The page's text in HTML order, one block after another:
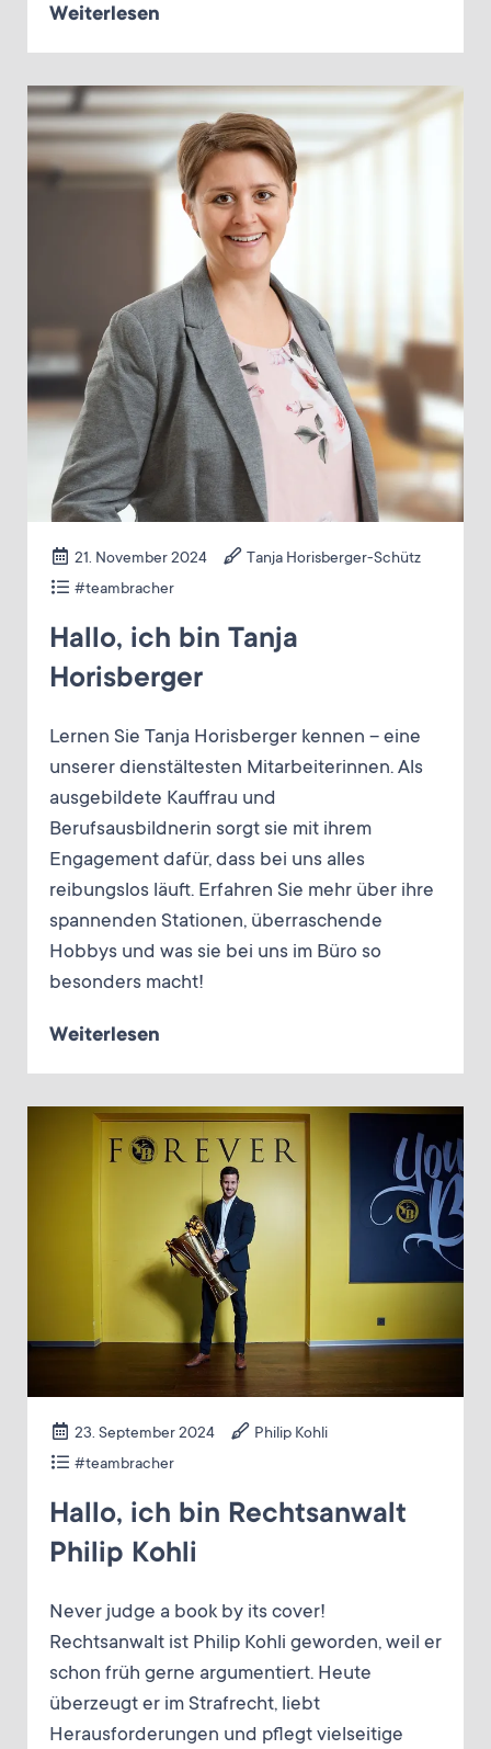
Weiterlesen
21. November 2024
Tanja Horisberger-Schütz
#teambracher
Hallo, ich bin Tanja
Horisberger
Lernen Sie Tanja Horisberger kennen – eine
unserer dienstältesten Mitarbeiterinnen. Als
ausgebildete Kauffrau und
Berufsausbildnerin sorgt sie mit ihrem
Engagement dafür, dass bei uns alles
reibungslos läuft. Erfahren Sie mehr über ihre
spannenden Stationen, überraschende
Hobbys und was sie bei uns im Büro so
besonders macht!
Weiterlesen
23. September 2024
Philip Kohli
#teambracher
Hallo, ich bin Rechtsanwalt
Philip Kohli
Never judge a book by its cover!
Rechtsanwalt ist Philip Kohli geworden, weil er
schon früh gerne argumentiert. Heute
überzeugt er im Strafrecht, liebt
Herausforderungen und pflegt vielseitige